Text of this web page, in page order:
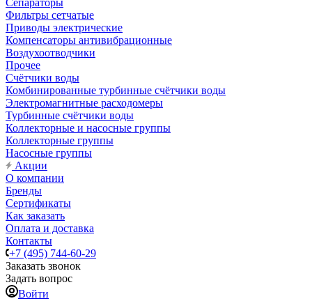
Сепараторы
Фильтры сетчатые
Приводы электрические
Компенсаторы антивибрационные
Воздухоотводчики
Прочее
Счётчики воды
Комбинированные турбинные счётчики воды
Электромагнитные расходомеры
Турбинные счётчики воды
Коллекторные и насосные группы
Коллекторные группы
Насосные группы
Акции
О компании
Бренды
Сертификаты
Как заказать
Оплата и доставка
Контакты
+7 (495) 744-60-29
Заказать звонок
Задать вопрос
Войти